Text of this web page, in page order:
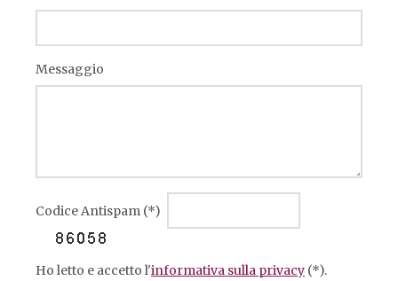
Messaggio
Codice Antispam (*)
Ho letto e accetto l'informativa sulla privacy (*).